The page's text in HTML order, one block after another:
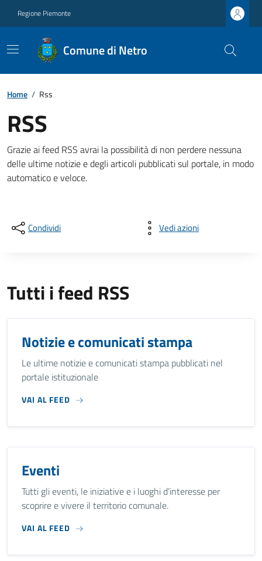
Regione Piemonte
Comune di Netro
Home / Rss
RSS
Grazie ai feed RSS avrai la possibilità di non perdere nessuna
delle ultime notizie e degli articoli pubblicati sul portale, in modo
automatico e veloce.
Condividi Vedi azioni
Tutti i feed RSS
Notizie e comunicati stampa
Le ultime notizie e comunicati stampa pubblicati nel
portale istituzionale
VAI AL FEED
Eventi
Tutti gli eventi, le iniziative e i luoghi d’interesse per
scoprire e vivere il territorio comunale.
VAI AL FEED